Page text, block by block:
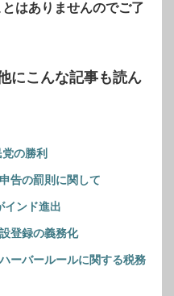
はありませんのでご了
にこんな記事も読ん
の勝利
告の罰則に関して
インド進出
登録の義務化
ーバールールに関する税務